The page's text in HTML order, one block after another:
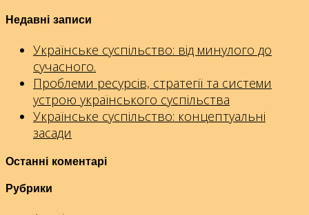
Недавні записи
Українське суспільство: від минулого до
сучасного.
Проблеми ресурсів, стратегії та системи
устрою українського суспільства
Українське суспільство: концептуальні
засади
Останні коментарі
Рубрики